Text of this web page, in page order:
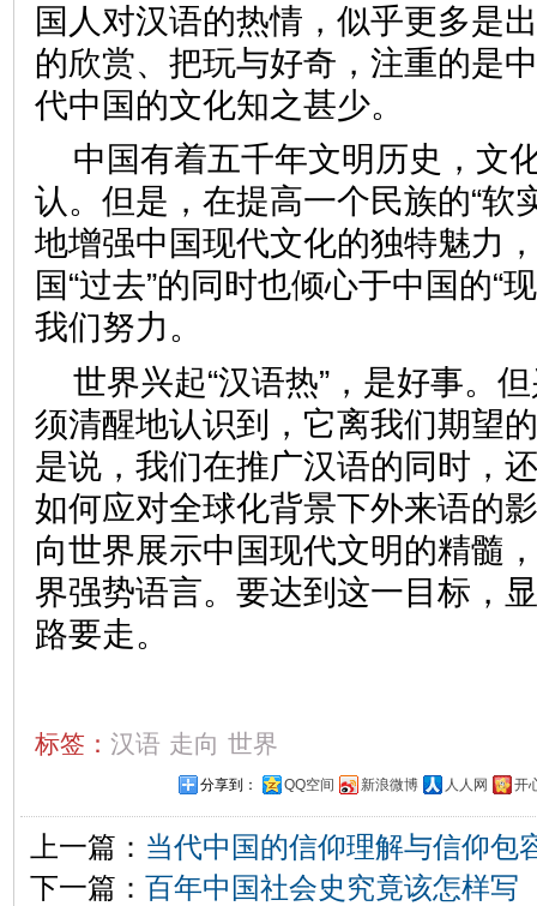
国人对汉语的热情，似乎更多是
的欣赏、把玩与好奇，注重的是
代中国的文化知之甚少。
中国有着五千年文明历史，文
认。但是，在提高一个民族的“软
地增强中国现代文化的独特魅力
国“过去”的同时也倾心于中国的“
我们努力。
世界兴起“汉语热”，是好事。
须清醒地认识到，它离我们期望
是说，我们在推广汉语的同时，
如何应对全球化背景下外来语的
向世界展示中国现代文明的精髓
界强势语言。要达到这一目标，
路要走。
标签： 汉语 走向 世界
分享到： QQ空间 新浪微博 人人网 开
上一篇： 当代中国的信仰理解与信仰包
下一篇： 百年中国社会史究竟该怎样写